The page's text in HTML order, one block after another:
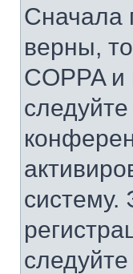
Сначала
верны,
COPPA
систему.